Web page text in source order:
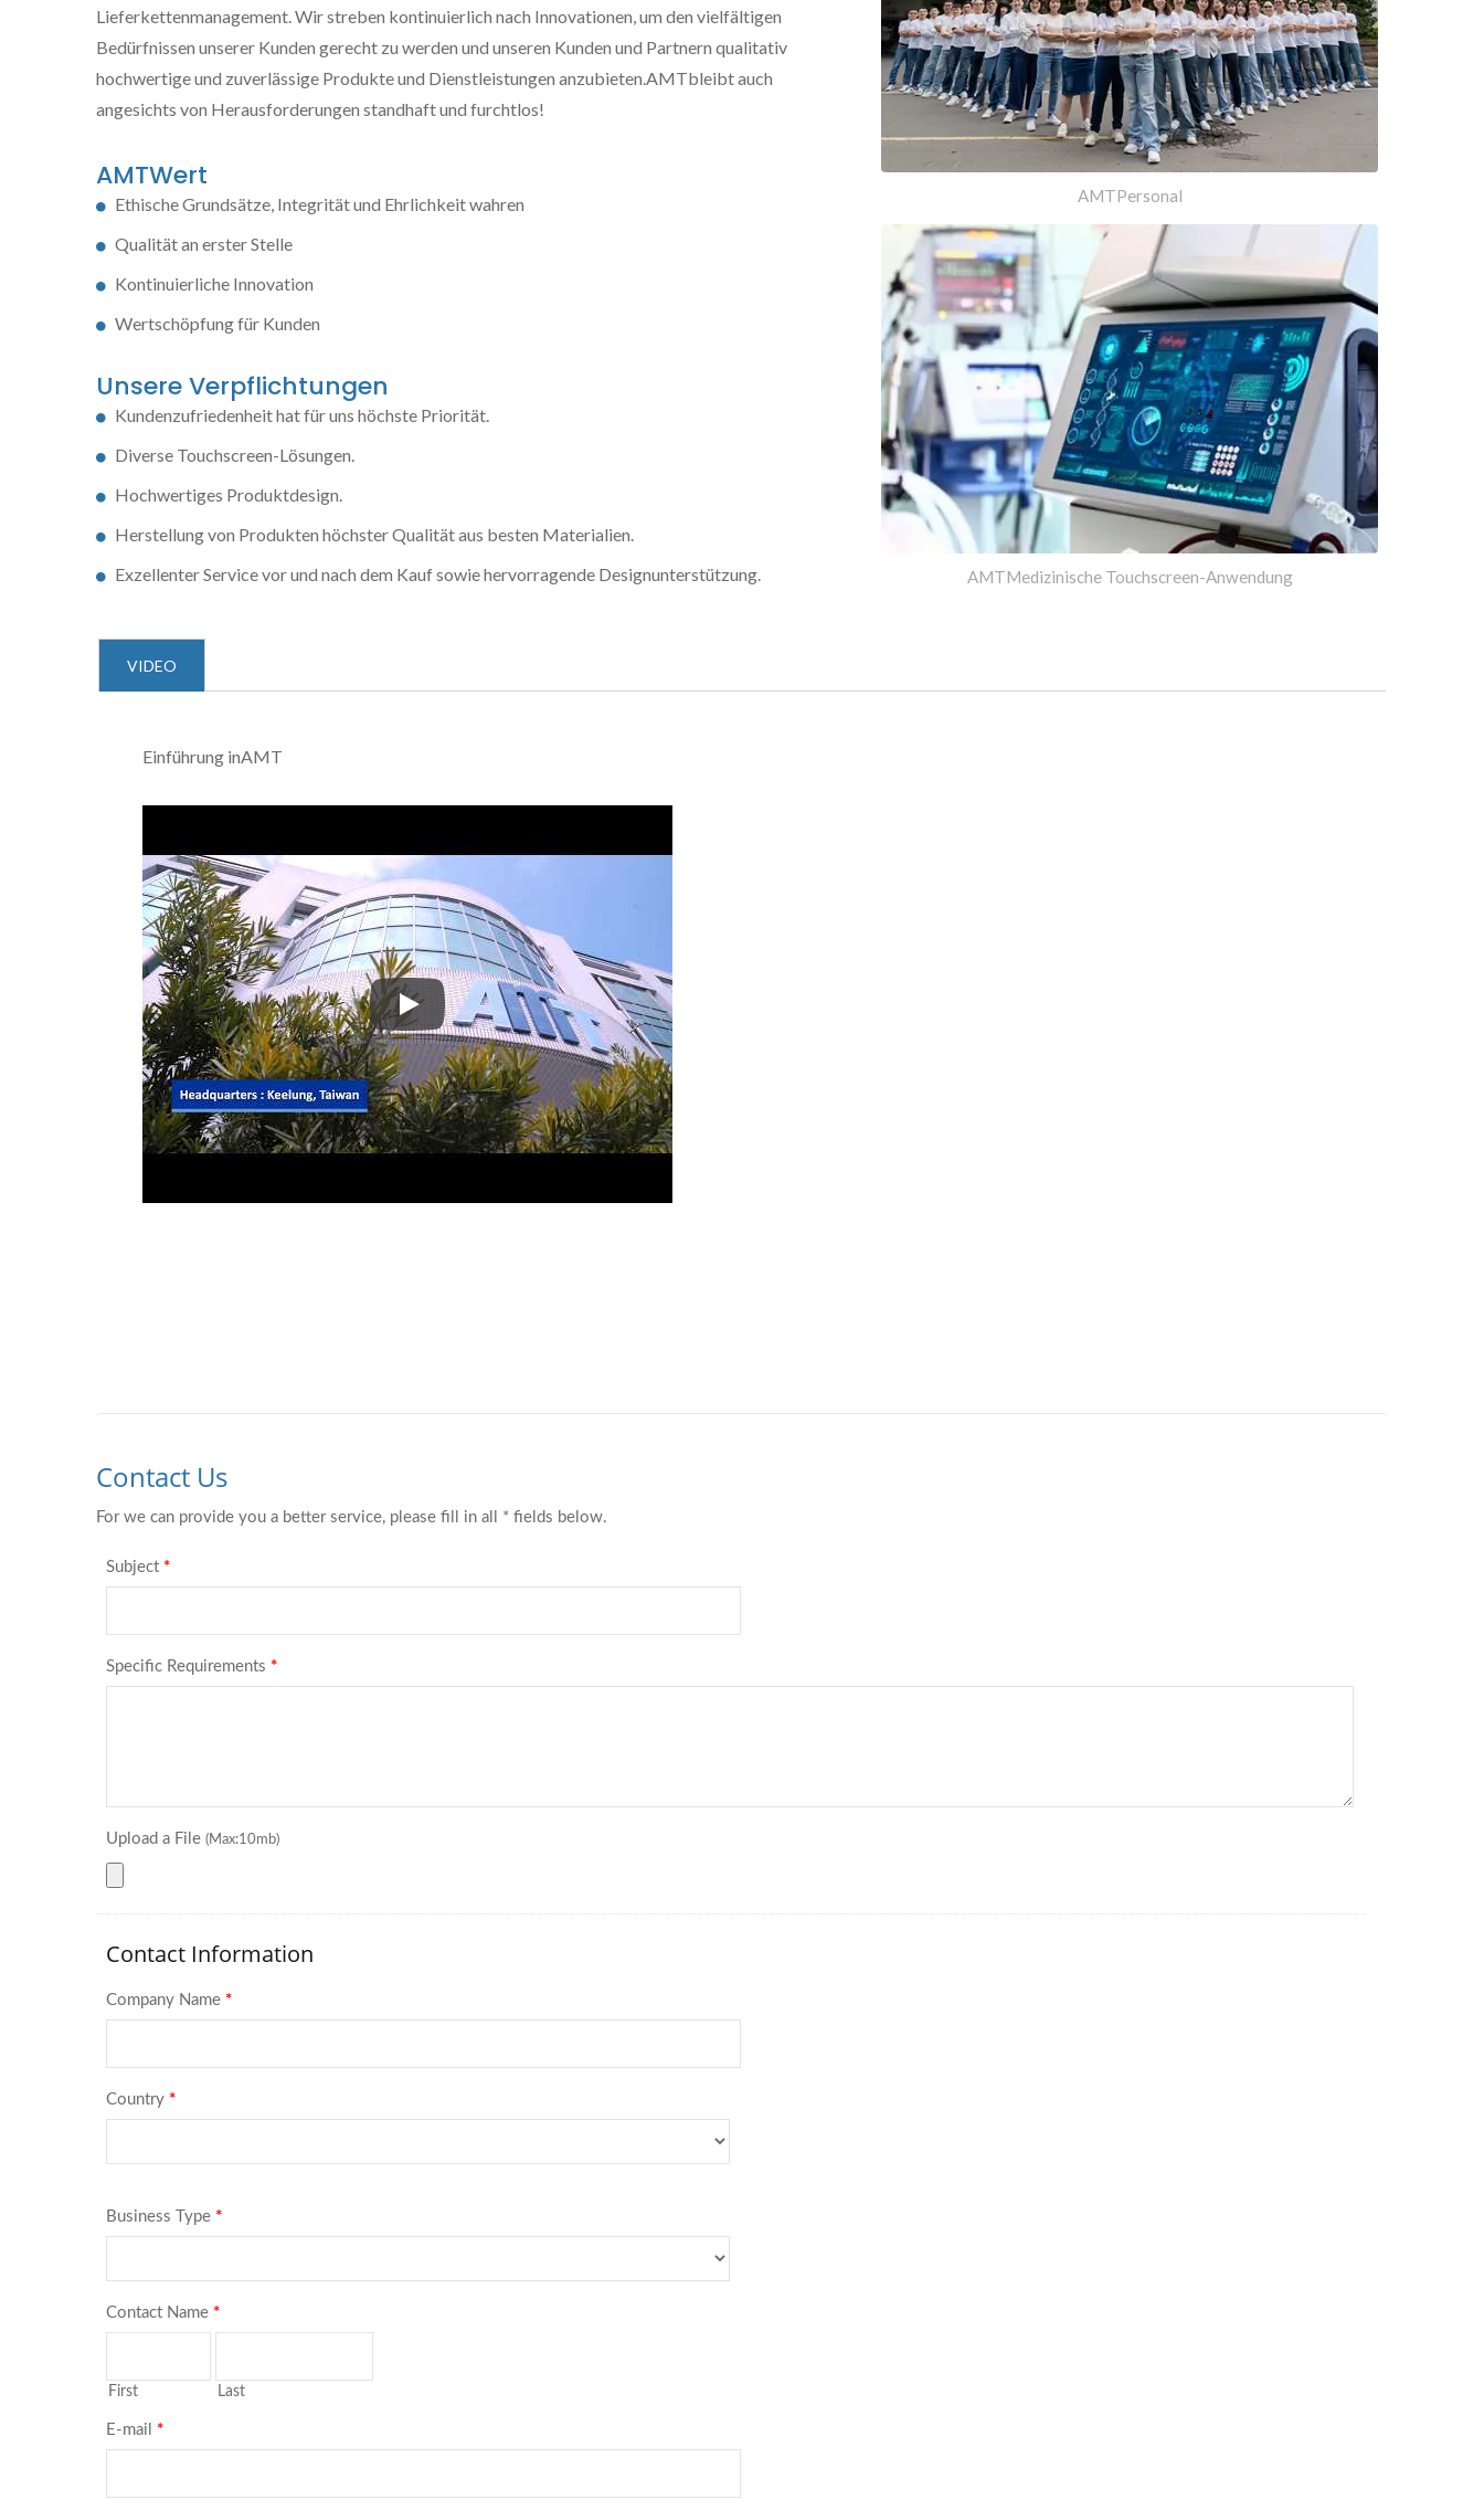
AMTPersonal
Lieferkettenmanagement. Wir streben kontinuierlich nach Innovationen, um den vielfältigen
Bedürfnissen unserer Kunden gerecht zu werden und unseren Kunden und Partnern qualitativ
hochwertige und zuverlässige Produkte und Dienstleistungen anzubieten.AMTbleibt auch
angesichts von Herausforderungen standhaft und furchtlos!
AMTMedizinische Touchscreen-Anwendung
AMTWert
Ethische Grundsätze, Integrität und Ehrlichkeit wahren
Qualität an erster Stelle
Kontinuierliche Innovation
Wertschöpfung für Kunden
Unsere Verpflichtungen
Kundenzufriedenheit hat für uns höchste Priorität.
Diverse Touchscreen-Lösungen.
Hochwertiges Produktdesign.
Herstellung von Produkten höchster Qualität aus besten Materialien.
Exzellenter Service vor und nach dem Kauf sowie hervorragende Designunterstützung.
VIDEO
Einführung inAMT
Einführung inAMT